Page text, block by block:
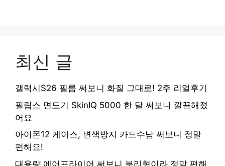
최신 글
갤럭시S26 필름 써보니 화질 그대로! 2주 리얼후기
필립스 면도기 SkinIQ 5000 한 달 써보니 깔끔해졌
어요
아이폰12 케이스, 변색방지 카드수납 써보니 정말
편해요!
대용량 에어프라이어 써보니 분리형이라 정말 편해